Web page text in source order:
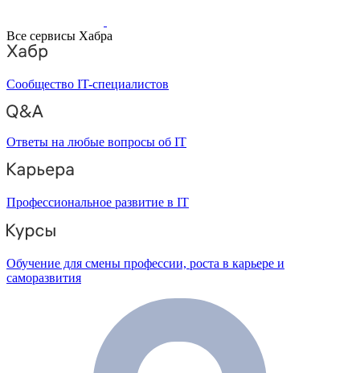
Все сервисы Хабра
Сообщество IT-специалистов
Ответы на любые вопросы об IT
Профессиональное развитие в IT
Обучение для смены профессии, роста в карьере и
саморазвития